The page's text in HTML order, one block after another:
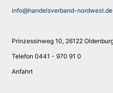
info@handelsverband-nordwest.de
Prinzessinweg 10, 26122
Telefon 0441 - 970 91 0
Anfahrt